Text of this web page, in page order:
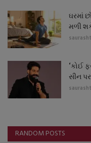
ઘરમાં
મળી
‘કોઈ
સીન
RANDOM POSTS